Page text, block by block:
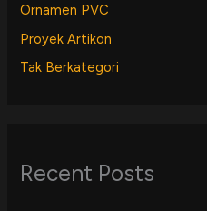
Ornamen PVC
Proyek Artikon
Tak Berkategori
Recent Posts